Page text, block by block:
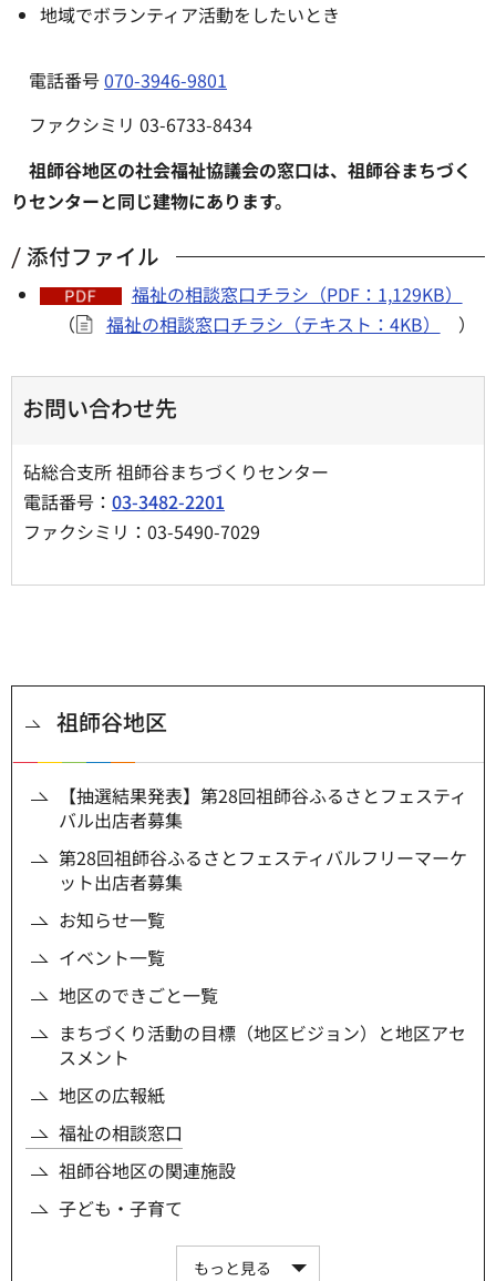
地域でボランティア活動をしたいとき
電話番号070-3946-9801
ファクシミリ 03-6733-8434
祖師谷地区の社会福祉協議会の窓口は、祖師谷まちづく
りセンターと同じ建物にあります。
添付ファイル
福祉の相談窓口チラシ（PDF：1,129KB）
（
福祉の相談窓口チラシ（テキスト：4KB） ）
お問い合わせ先
砧総合支所 祖師谷まちづくりセンター
電話番号： 03-3482-2201
ファクシミリ：03-5490-7029
祖師谷地区
【抽選結果発表】第28回祖師谷ふるさとフェスティ
バル出店者募集
第28回祖師谷ふるさとフェスティバルフリーマーケ
ット出店者募集
お知らせ一覧
イベント一覧
地区のできごと一覧
まちづくり活動の目標（地区ビジョン）と地区アセ
スメント
地区の広報紙
福祉の相談窓口
祖師谷地区の関連施設
子ども・子育て
もっと見る